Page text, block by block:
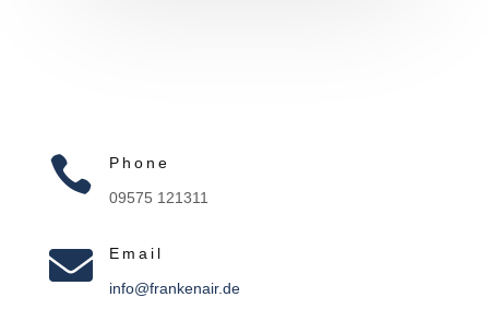

Phone
09575 121311

Email
info@frankenair.de